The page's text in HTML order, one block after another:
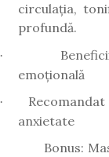
circulația,
profundă.
·
emoțională
·
anxietate
Bonus: